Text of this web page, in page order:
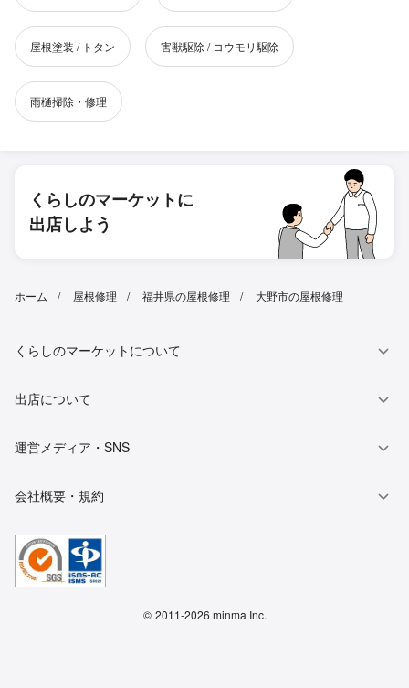
屋根塗装 / トタン 害獣駆除 / コウモリ駆除
雨樋掃除・修理
くらしのマーケットに
出店しよう
ホーム 屋根修理 福井県の屋根修理 大野市の屋根修理
くらしのマーケットについて
出店について
運営メディア・SNS
会社概要・規約
© 2011-2026 minma Inc.